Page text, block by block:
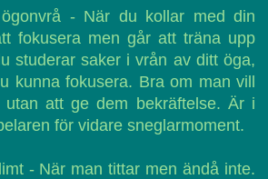
- När du kollar med din
fokusera men går att träna upp
studerar saker i vrån av ditt öga,
kunna fokusera. Bra om man vill
utan att ge dem bekräftelse. Är i
för vidare sneglarmoment.
- När man tittar men ändå inte.